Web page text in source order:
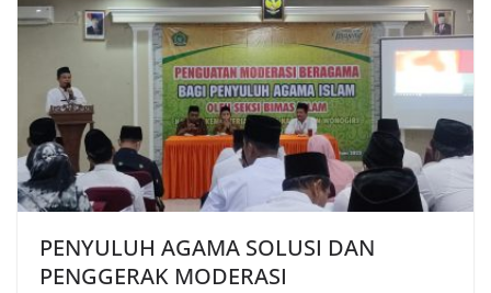
PENYULUH AGAMA SOLUSI DAN
PENGGERAK MODERASI